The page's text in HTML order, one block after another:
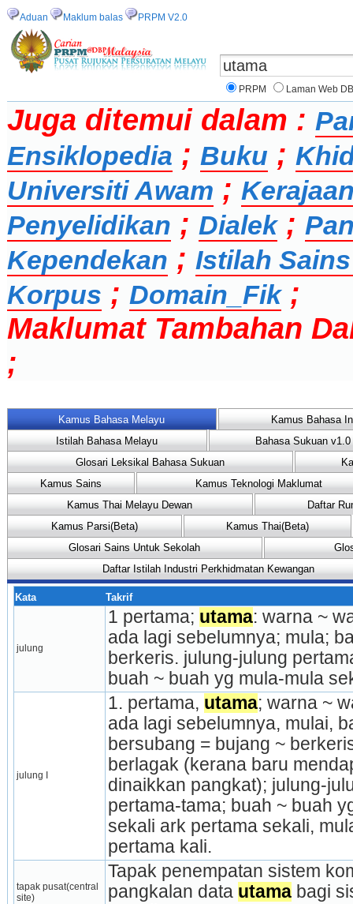
Aduan Maklum balas PRPM V2.0
PRPM Laman Web
Juga ditemui dalam :
Ensiklopedia ; Buku ;
Universiti Awam ;
Penyelidikan ; Dialek;
Kependekan ; Istilah
Korpus ; Domain_Fik;
Maklumat Tambahan
;
Kamus Bahasa Melayu
Kamus Bahasa
Istilah Bahasa Melayu
Bahasa Sukuan v1.0
Glosari Leksikal Bahasa Sukuan
Kamus Sains
Kamus Teknologi Maklumat
Kamus Thai Melayu Dewan
Daftar
Kamus Parsi(Beta)
Kamus Thai(Beta)
Glosari Sains Untuk Sekolah
Daftar Istilah Industri Perkhidmatan Kewangan
Kata Takrif
julung
1 pertama; utama: warna ~
ada lagi sebelumnya; mula;
berkeris. julung-julung
buah ~ buah yg mula-mula
julung I
1. pertama, utama; warna ~
ada lagi sebelumnya, mulai,
bersubang = bujang ~
berlagak (kerana baru
dinaikkan pangkat); julung-
pertama-tama; buah ~ buah
sekali ark pertama sekali,
pertama kali.
tapak pusat(central
site)
Tapak penempatan sistem
pangkalan data utama bagi